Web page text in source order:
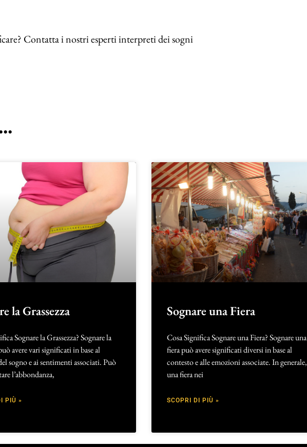
Contatta i nostri esperti interpreti dei sogni
la Grassezza
Sognare la Grassezza? Sognare la
avere vari significati in base al
sogno e ai sentimenti associati. Può
l’abbondanza,
PIÙ »
Sognare una Fiera
Cosa Significa Sognare una Fiera? Sognare una
fiera può avere significati diversi in base al
contesto e alle emozioni associate. In generale,
una fiera nei
SCOPRI DI PIÙ »